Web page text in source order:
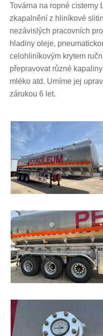
Továrna na ropné cisterny
zkapalnění z hliníkové
nezávislých pracovních
hladiny oleje,
celohliníkovým krytem
přepravovat různé
mléko atd. Umíme jej
zárukou 6 let.